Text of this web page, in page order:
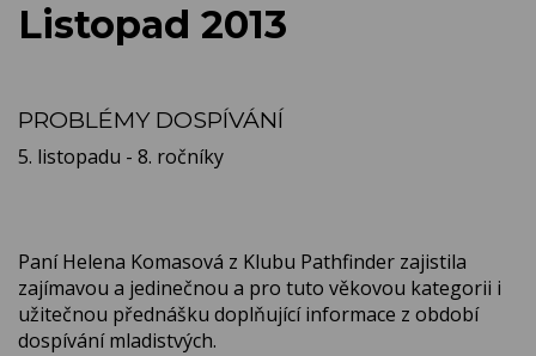
Listopad 2013
PROBLÉMY DOSPÍVÁNÍ
5. listopadu - 8. ročníky
Paní Helena Komasová z Klubu Pathfinder zajistila
zajímavou a jedinečnou a pro tuto věkovou kategorii i
užitečnou přednášku doplňující informace z období
dospívání mladistvých.